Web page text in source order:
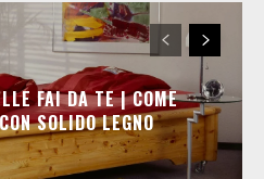
FAI DA TE | COME
SOLIDO LEGNO